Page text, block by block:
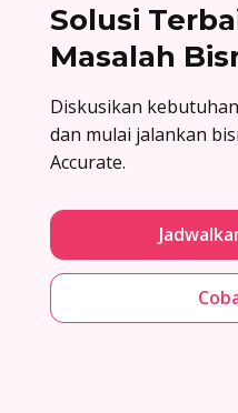
Solusi
Masalah
Diskusikan
dan mulai jalankan
Accurate.